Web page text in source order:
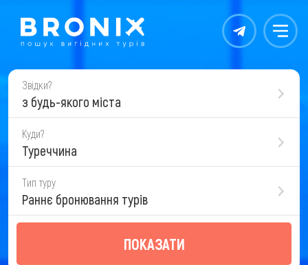
Контакты Меню
Звідки?
з будь-якого міста
Куди?
Туреччина
Тип туру
Раннє бронювання турів
ПОКАЗАТИ